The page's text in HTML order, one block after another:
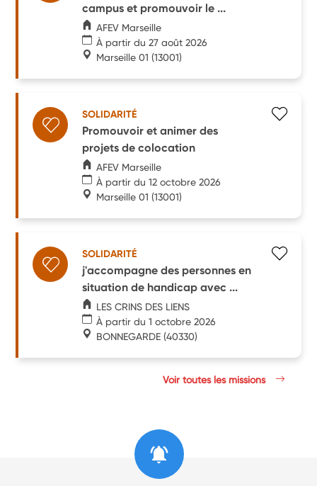
campus et promouvoir le ...
AFEV Marseille
À partir du 27 août 2026
Marseille 01 (13001)
SOLIDARITÉ
Promouvoir et animer des
projets de colocation
AFEV Marseille
À partir du 12 octobre 2026
Marseille 01 (13001)
SOLIDARITÉ
j'accompagne des personnes en
situation de handicap avec ...
LES CRINS DES LIENS
À partir du 1 octobre 2026
BONNEGARDE (40330)
Voir toutes les missions